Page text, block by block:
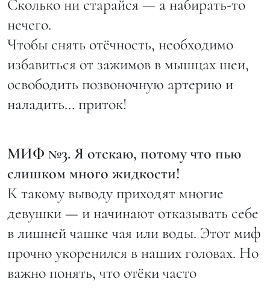
Сколько ни старайся — а набирать-то
нечего.
Чтобы снять отёчность, необходимо
избавиться от зажимов в мышцах шеи,
освободить позвоночную артерию и
наладить… приток!
МИФ №3. Я отекаю, потому что пью
слишком много жидкости!
К такому выводу приходят многие
девушки — и начинают отказывать себе
в лишней чашке чая или воды. Этот миф
прочно укоренился в наших головах. Но
важно понять, что отёки часто